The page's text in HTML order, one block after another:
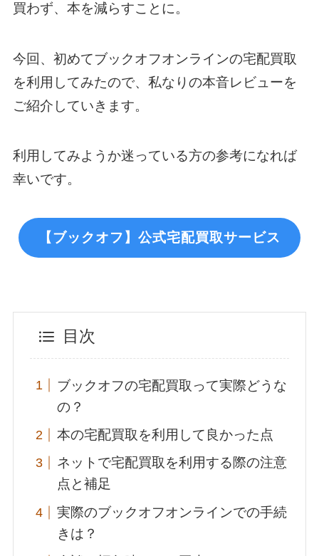
買わず、本を減らすことに。
今回、初めてブックオフオンラインの宅配買取
を利用してみたので、私なりの本音レビューを
ご紹介していきます。
利用してみようか迷っている方の参考になれば
幸いです。
【ブックオフ】公式宅配買取サービス
目次
ブックオフの宅配買取って実際どうな
の？
本の宅配買取を利用して良かった点
ネットで宅配買取を利用する際の注意
点と補足
実際のブックオフオンラインでの手続
きは？